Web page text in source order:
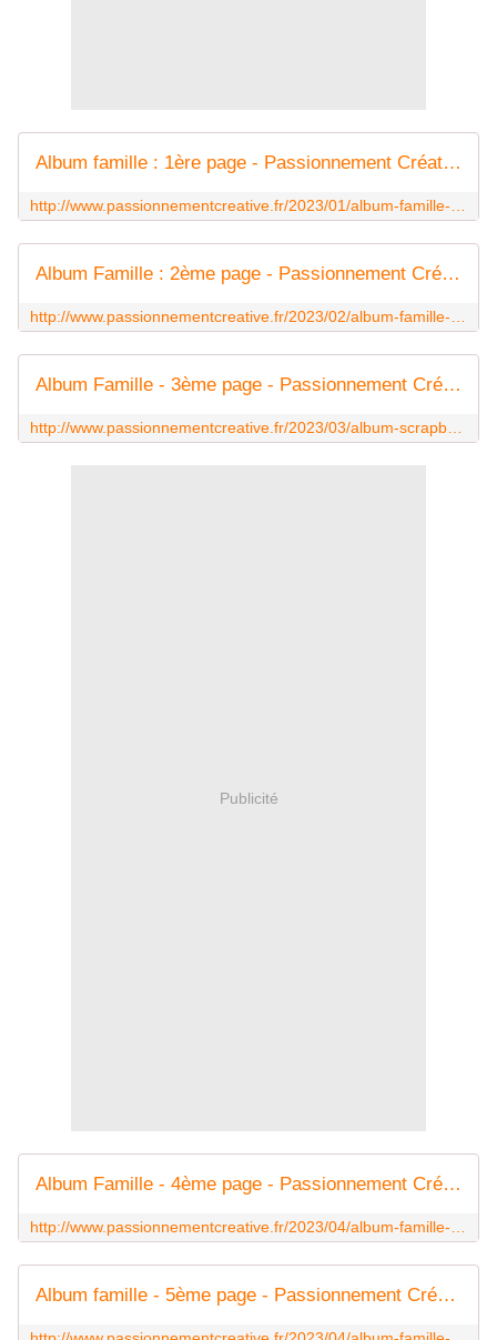
Album famille : 1ère page - Passionnement Créative
Album Famille : 2ème page - Passionnement Créative
Album Famille - 3ème page - Passionnement Créative
Publicité
Album Famille - 4ème page - Passionnement Créative
Album famille - 5ème page - Passionnement Créative